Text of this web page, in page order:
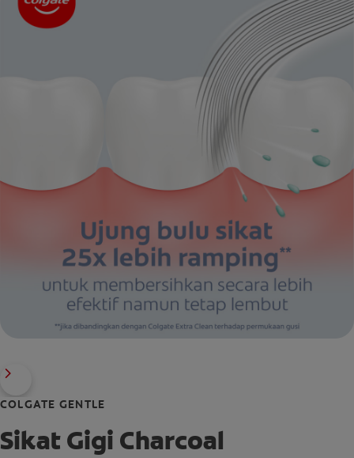
COLGATE GENTLE
Sikat Gigi Charcoal